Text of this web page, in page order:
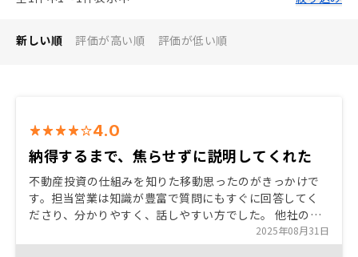
新しい順 評価が高い順 評価が低い順
4.0
納得するまで、焦らせずに説明してくれた
不動産投資の仕組みを知りた移動思ったのがきっかけで
す。担当営業は知識が豊富で質問にもすぐに回答してく
ださり、分かりやすく、話しやすい方でした。 他社の物
件や管理費等を比較し、内容が良かったので決めまし
た。
2025年08月31日